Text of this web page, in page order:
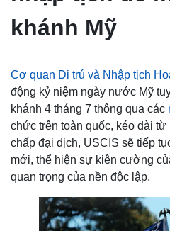
khánh Mỹ
Cơ quan Di trú và Nhập tịch
động kỷ niệm ngày nước Mỹ
khánh 4 tháng 7 thông qua các
chức trên toàn quốc, kéo dài
chấp đại dịch, USCIS sẽ tiếp
mới, thể hiện sự kiên cường
quan trọng của nền độc lập.